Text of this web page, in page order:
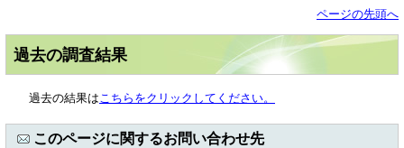
ページの先頭へ
過去の調査結果
過去の結果はこちらをクリックしてください。
このページに関するお問い合わせ先